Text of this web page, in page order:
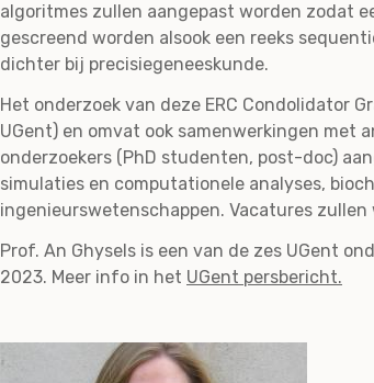
algoritmes zullen aangepast worden zodat
gescreend worden alsook een reeks
dichter bij precisiegeneeskunde.
Het onderzoek van deze ERC Condolidator
UGent) en omvat ook samenwerkingen met
onderzoekers (PhD studenten, post-doc)
simulaties en computationele analyses,
ingenieurswetenschappen. Vacatures
Prof. An Ghysels is een van de zes UGent
2023. Meer info in het UGent persbericht.